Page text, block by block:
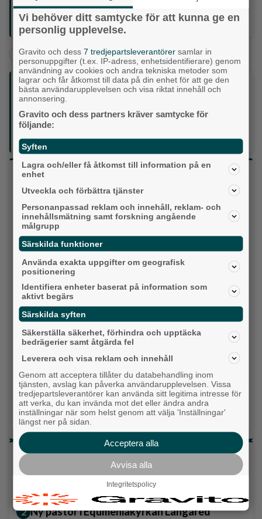
Partille arena?
Skicka gärna in dem till
Lokalpressen: denny.bagenholm@lokalpressen.se
Partille + Partille arena IK Sävehof
Följ oss på sociala medier:
Din enda lokaltidning som kommer på papper och är helt
GRATIS!
Lokalpressen, på webben, i brevlådan och sociala medier.
Vilket parti skulle du rösta på om det var val
idag?
Socialdemokraterna
Moderaterna
Vänsterpartiet
Sverigedemokraterna
Miljöpartiet
Kristdemokraterna
Liberalerna
Vet ej
Topp tre denna veckan
Fastighetsägarna vill ha ny hyresmodell –
Hyresgästföreningen kritiska
Ny pastor i Equmeniakyrkan Långared
Vi behöver ditt samtycke för att kunna ge en
personlig upplevelse.
Gravito och dess7 tredjepartsleverantörer samlar in
personuppgifter (t.ex. IP-adress, enhetsidentifierare) genom
användning av cookies och andra tekniska metoder som
lagrar och får åtkomst till data på din enhet för att ge den
bästa användarupplevelsen och visa riktat innehåll och
annonsering.
Gravito och dess partners kräver samtycke för
följande:
Syften
Lagra och/eller få åtkomst till information på en
enhet
Utveckla och förbättra tjänster
Personanpassad reklam och innehåll, reklam- och
innehållsmätning samt forskning angående
målgrupp
Särskilda funktioner
Använda exakta uppgifter om geografisk
positionering
Identifiera enheter baserat på information som
aktivt begärs
Särskilda syften
Säkerställa säkerhet, förhindra och upptäcka
bedrägerier samt åtgärda fel
Leverera och visa reklam och innehåll
Genom att acceptera tillåter du databehandling inom
tjänsten, avslag kan påverka användarupplevelsen. Vissa
tredjepartsleverantörer kan använda sitt legitima intresse för
att verka, du kan invända mot det eller ändra andra
inställningar när som helst genom att välja 'Inställningar'
längst ner på sidan.
Acceptera alla
Avvisa alla
Integritetspolicy